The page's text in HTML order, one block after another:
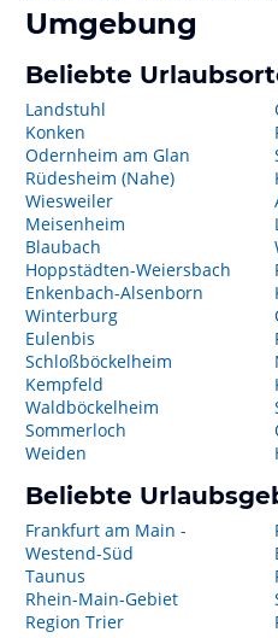
Umgebung
Beliebte
Landstuhl
Konken
Odernheim am Glan
Rüdesheim (Nahe)
Wiesweiler
Meisenheim
Blaubach
Hoppstädten-Weiersbach
Enkenbach-Alsenborn
Winterburg
Eulenbis
Schloßböckelheim
Kempfeld
Waldböckelheim
Sommerloch
Weiden
Beliebte
Frankfurt am Main -
Westend-Süd
Taunus
Rhein-Main-Gebiet
Region Trier